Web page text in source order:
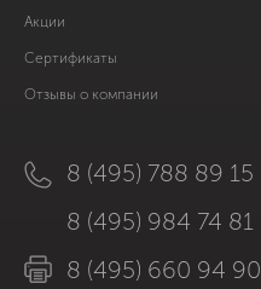
Акции
Сертификаты
Отзывы о компании
8 (495) 788 89 15
8 (495) 984 74 81
8 (495) 660 94 90